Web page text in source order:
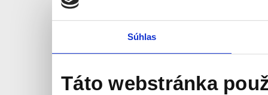
Súhlas
Táto webstránka